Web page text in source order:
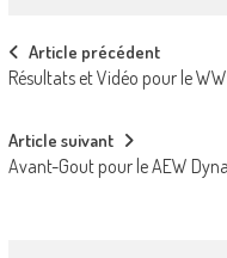
Post
navigation
Article précédent
Résultats et Vidéo pour le
Article suivant
Avant-Gout pour le AEW